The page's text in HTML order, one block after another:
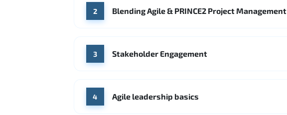
2 Blending Agile & PRINCE2 Project Management
3 Stakeholder Engagement
4 Agile leadership basics